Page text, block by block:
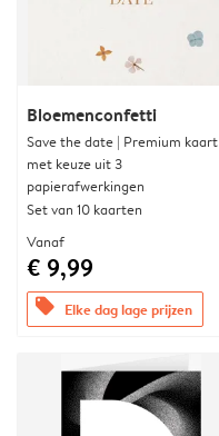
Bloemenconfetti
Save the date | Premium kaart
met keuze uit 3
papierafwerkingen
Set van 10 kaarten
Vanaf
€ 9,99
offers Elke dag lage prijzen